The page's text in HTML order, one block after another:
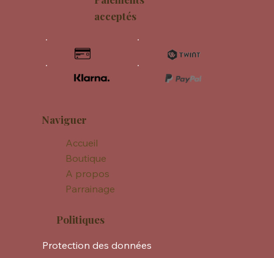
Naviguer
Accueil
Boutique
A propos
Parrainage
Politiques
Protection des données
acceptés